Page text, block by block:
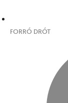
FORRÓ DRÓT